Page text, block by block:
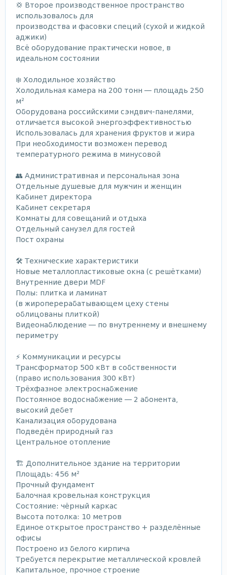
💢 Второе производственное пространство
использовалось для
производства и фасовки специй (сухой и жидкой
аджики)
Всё оборудование практически новое, в
идеальном состоянии
❄️ Холодильное хозяйство
Холодильная камера на 200 тонн — площадь 250
м²
Оборудована российскими сэндвич-панелями,
отличается высокой энергоэффективностью
Использовалась для хранения фруктов и жира
При необходимости возможен перевод
температурного режима в минусовой
👥 Административная и персональная зона
Отдельные душевые для мужчин и женщин
Кабинет директора
Кабинет секретаря
Комнаты для совещаний и отдыха
Отдельный санузел для гостей
Пост охраны
🛠️ Технические характеристики
Новые металлопластиковые окна (с решётками)
Внутренние двери MDF
Полы: плитка и ламинат
(в жироперерабатывающем цеху стены
облицованы плиткой)
Видеонаблюдение — по внутреннему и внешнему
периметру
⚡ Коммуникации и ресурсы
Трансформатор 500 кВт в собственности
(право использования 300 кВт)
Трёхфазное электроснабжение
Постоянное водоснабжение — 2 абонента,
высокий дебет
Канализация оборудована
Подведён природный газ
Центральное отопление
🏗️ Дополнительное здание на территории
Площадь: 456 м²
Прочный фундамент
Балочная кровельная конструкция
Состояние: чёрный каркас
Высота потолка: 10 метров
Единое открытое пространство + разделённые
офисы
Построено из белого кирпича
Требуется перекрытие металлической кровлей
Капитальное, прочное строение